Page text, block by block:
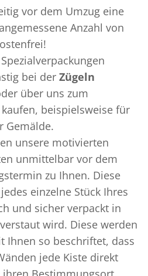
vor dem Umzug eine
Anzahl von
bei der Zügeln
über uns zum
beispielsweise für
Gemälde.
unsere motivierten
unmittelbar vor dem
zu Ihnen. Diese
einzelne Stück Ihres
und sicher verpackt in
wird. Diese werden
Ihnen so beschriftet, dass
jede Kiste direkt